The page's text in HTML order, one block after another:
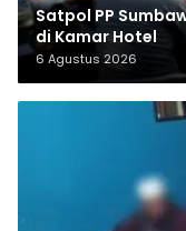
Satpol PP
di Kamar Hotel
6 Agustus 2026